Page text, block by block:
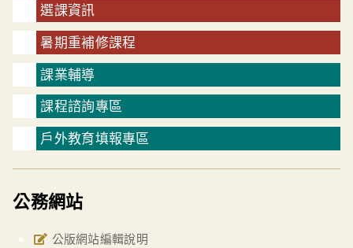
選課資訊
暑期重補修課程
課業輔導
課程諮詢專區
戶外教育填報專區
公務網站
公版網站編輯說明